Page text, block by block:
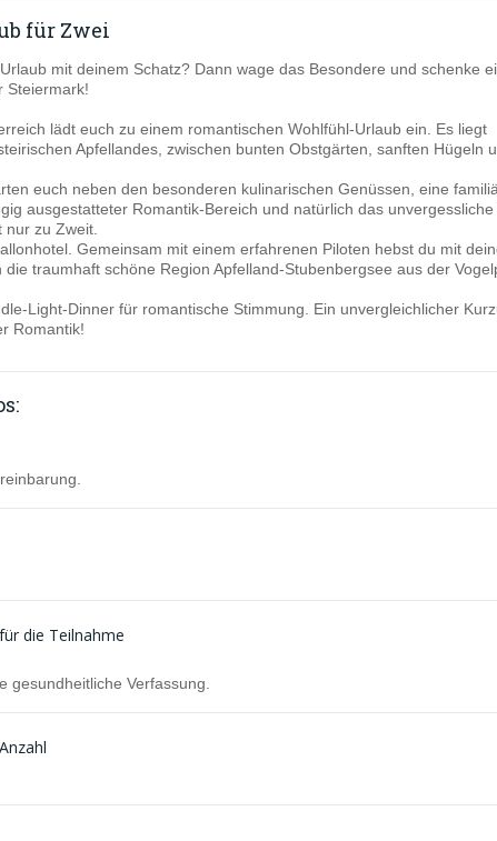
für Zwei
mit deinem Schatz? Dann wage das Besondere und schenke
Steiermark!
lädt euch zu einem romantischen Wohlfühl-Urlaub ein. Es liegt
Apfellandes, zwischen bunten Obstgärten, sanften Hügeln
euch neben den besonderen kulinarischen Genüssen, eine
ausgestatteter Romantik-Bereich und natürlich das unvergessliche
zu Zweit.
Gemeinsam mit einem erfahrenen Piloten hebst du mit
traumhaft schöne Region Apfelland-Stubenbergsee aus der
Light-Dinner für romantische Stimmung. Ein unvergleichlicher
Romantik!
die Teilnahme
gesundheitliche Verfassung.